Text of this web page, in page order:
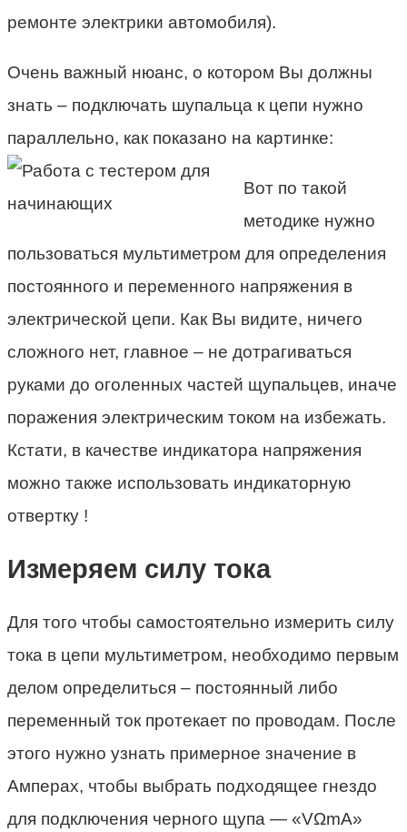
ремонте электрики автомобиля).
Очень важный нюанс, о котором Вы должны
знать – подключать шупальца к цепи нужно
параллельно, как показано на картинке:
Вот по такой
методике нужно
пользоваться мультиметром для определения
постоянного и переменного напряжения в
электрической цепи. Как Вы видите, ничего
сложного нет, главное – не дотрагиваться
руками до оголенных частей щупальцев, иначе
поражения электрическим током на избежать.
Кстати, в качестве индикатора напряжения
можно также использовать индикаторную
отвертку !
Измеряем силу тока
Для того чтобы самостоятельно измерить силу
тока в цепи мультиметром, необходимо первым
делом определиться – постоянный либо
переменный ток протекает по проводам. После
этого нужно узнать примерное значение в
Амперах, чтобы выбрать подходящее гнездо
для подключения черного щупа — «VΩmA»